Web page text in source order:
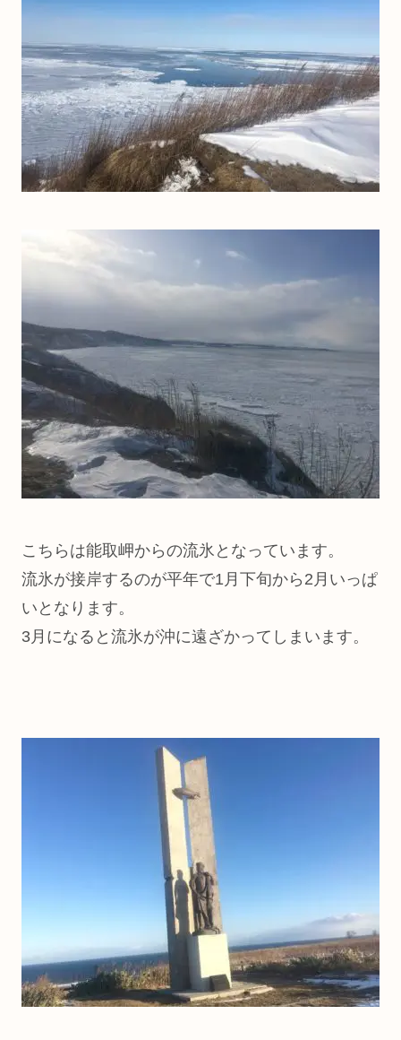
こちらは能取岬からの流氷となっています。
流氷が接岸するのが平年で1月下旬から2月いっぱ
いとなります。
3月になると流氷が沖に遠ざかってしまいます。